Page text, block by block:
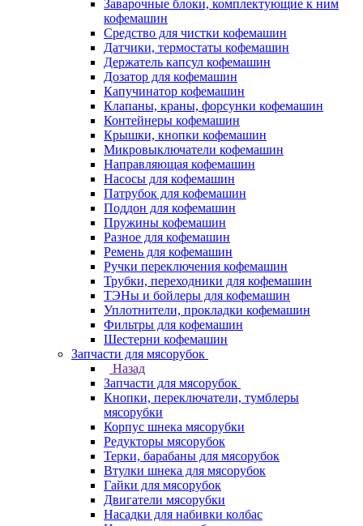
Заварочные блоки, комплектующие к ним
кофемашин
Средство для чистки кофемашин
Датчики, термостаты кофемашин
Держатель капсул кофемашин
Дозатор для кофемашин
Капучинатор кофемашин
Клапаны, краны, форсунки кофемашин
Контейнеры кофемашин
Крышки, кнопки кофемашин
Микровыключатели кофемашин
Направляющая кофемашин
Насосы для кофемашин
Патрубок для кофемашин
Поддон для кофемашин
Пружины кофемашин
Разное для кофемашин
Ремень для кофемашин
Ручки переключения кофемашин
Трубки, переходники для кофемашин
ТЭНы и бойлеры для кофемашин
Уплотнители, прокладки кофемашин
Фильтры для кофемашин
Шестерни кофемашин
Запчасти для мясорубок
Назад
Запчасти для мясорубок
Кнопки, переключатели, тумблеры
мясорубки
Корпус шнека мясорубки
Редукторы мясорубок
Терки, барабаны для мясорубок
Втулки шнека для мясорубок
Гайки для мясорубок
Двигатели мясорубки
Насадки для набивки колбас